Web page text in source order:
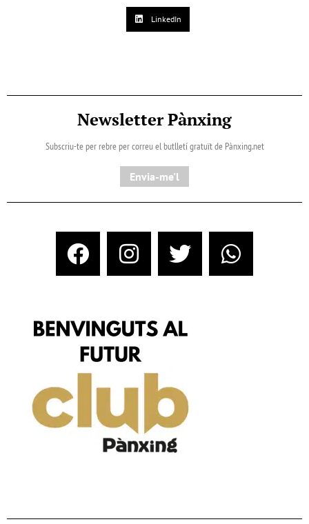
LinkedIn
Newsletter Pànxing
Subscriu-te per rebre per correu el butlletí gratuït de Pànxing.net​
Envia-me'l